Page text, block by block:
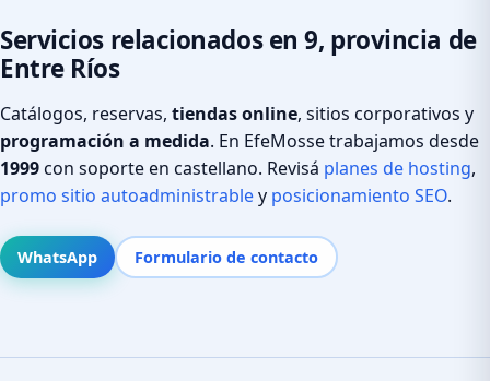
Servicios relacionados en 9, provincia de
Entre Ríos
Catálogos, reservas, tiendas online, sitios corporativos y
programación a medida. En EfeMosse trabajamos desde
1999con soporte en castellano. Revisá planes de hosting,
promo sitio autoadministrabley posicionamiento SEO.
WhatsApp Formulario de contacto